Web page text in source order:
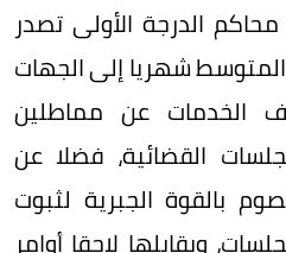
الدرجة الأولى تصدر
في المتوسط شهريا إلى الجهات
الخدمات عن مماطلين
القضائية، فضلا عن
بالقوة الجبرية لثبوت
ويقابلها لاحقا أوامر